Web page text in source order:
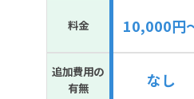
料金 10,000円
追加費用の
有無
なし